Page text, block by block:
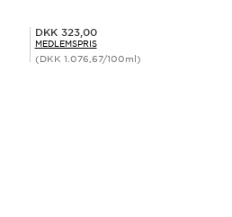
Medlemspris DKK 323,00
DKK 323,00
MEDLEMSPRIS
(DKK 1.076,67/100ml)